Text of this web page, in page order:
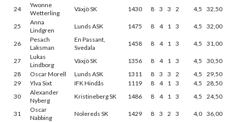
24
Ywonne
Wetterling
Växjö SK 1430 8 3 3 2 4,5 32,50
25
Anna
Lindgren
Lunds ASK 1475 8 4 1 3 4,5 32,00
26
Pesach
Laksman
En Passant,
Svedala
1458 8 4 1 3 4,5 31,00
27
Lukas
Lindborg
Växjö SK 1356 8 4 1 3 4,5
30,50
28
Oscar Morell Lunds ASK 1311 8 3 3 2 4,5
29,50
29
Ylva Sixt IFK Hindås 1119 8 4 1 3 4,5
28,50
30
Alexander
Nyberg
Kristineberg SK 1486 8 4 1 3 4,5 24,50
31
Oscar
Nabbing
Nolereds SK 1429 8 3 2 3 4,0 36,00